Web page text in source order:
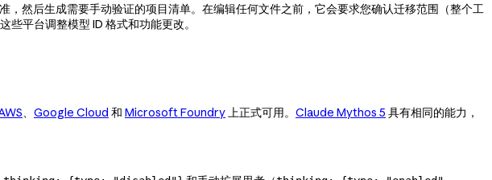
然后生成需要手动验证的项目清单。在编辑任何文件之前，它会要求您确认迁移范围（整个工
平台调整模型 ID 格式和功能更改。
、 Google Cloud 和 Microsoft Foundry上正式可用。 Claude Mythos 5 具有相同的能力，